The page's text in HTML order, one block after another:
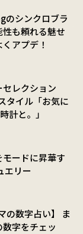
のシンクロブラ
性も頼れる魅せ
アプデ！
セレクション
タイル「お気に
計と。」
モードに昇華す
エリー
の数字占い】 ま
字をチェッ